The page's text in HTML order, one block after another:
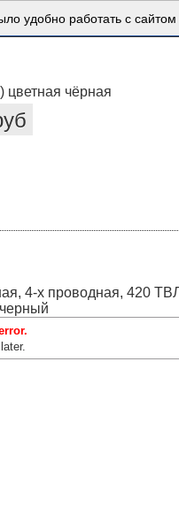
цветная чёрная
4-х проводная, 420
удобно работать с сайтом